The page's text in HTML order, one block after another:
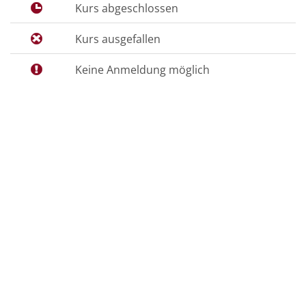
Kurs abgeschlossen
Kurs ausgefallen
Keine Anmeldung möglich